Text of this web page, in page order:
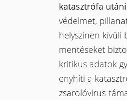
katasztrófa
védelmet,
helyszínen kívüli
mentéseket
kritikus adatok
enyhíti a
zsarolóvírus-